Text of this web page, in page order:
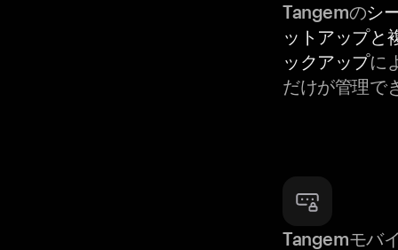
Tangemのシ
ットアップと
ックアップに
だけが管理で
Tangemモバ